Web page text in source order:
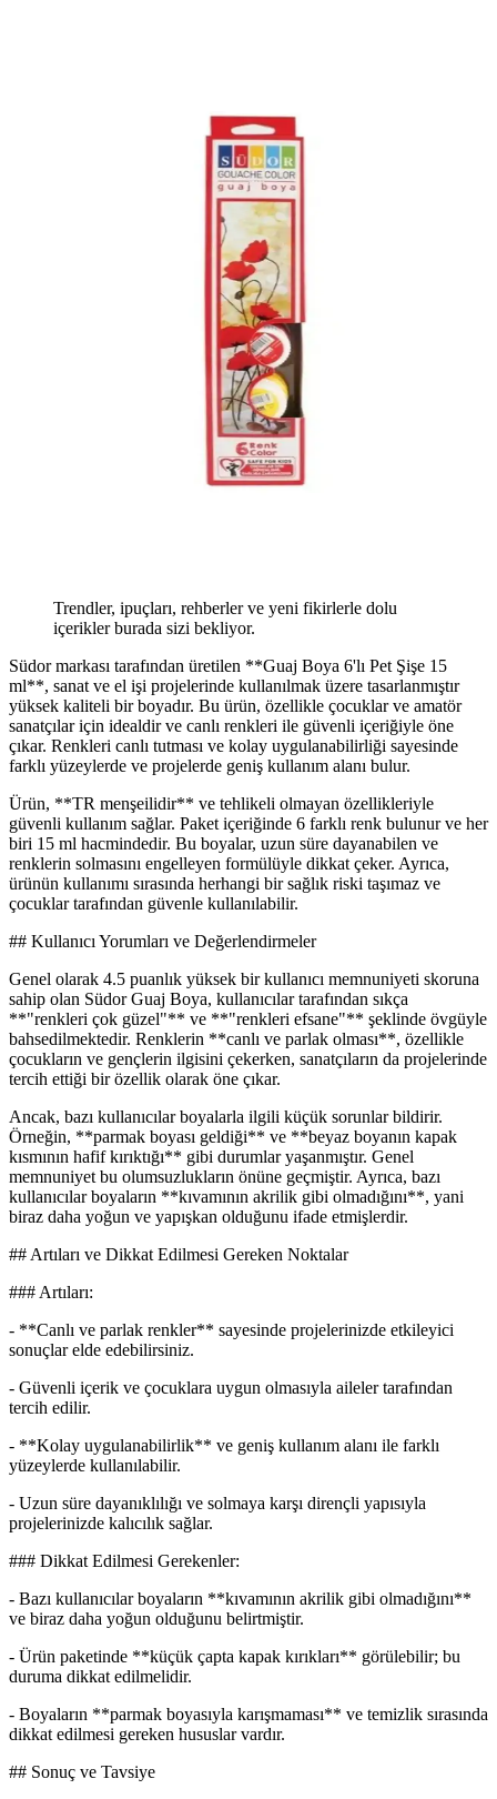
Trendler, ipuçları, rehberler ve yeni fikirlerle dolu
içerikler burada sizi bekliyor.
Südor markası tarafından üretilen **Guaj Boya 6'lı Pet Şişe 15
ml**, sanat ve el işi projelerinde kullanılmak üzere tasarlanmıştır
yüksek kaliteli bir boyadır. Bu ürün, özellikle çocuklar ve amatör
sanatçılar için idealdir ve canlı renkleri ile güvenli içeriğiyle öne
çıkar. Renkleri canlı tutması ve kolay uygulanabilirliği sayesinde
farklı yüzeylerde ve projelerde geniş kullanım alanı bulur.
Ürün, **TR menşeilidir** ve tehlikeli olmayan özellikleriyle
güvenli kullanım sağlar. Paket içeriğinde 6 farklı renk bulunur ve her
biri 15 ml hacmindedir. Bu boyalar, uzun süre dayanabilen ve
renklerin solmasını engelleyen formülüyle dikkat çeker. Ayrıca,
ürünün kullanımı sırasında herhangi bir sağlık riski taşımaz ve
çocuklar tarafından güvenle kullanılabilir.
## Kullanıcı Yorumları ve Değerlendirmeler
Genel olarak 4.5 puanlık yüksek bir kullanıcı memnuniyeti skoruna
sahip olan Südor Guaj Boya, kullanıcılar tarafından sıkça
**"renkleri çok güzel"** ve **"renkleri efsane"** şeklinde övgüyle
bahsedilmektedir. Renklerin **canlı ve parlak olması**, özellikle
çocukların ve gençlerin ilgisini çekerken, sanatçıların da projelerinde
tercih ettiği bir özellik olarak öne çıkar.
Ancak, bazı kullanıcılar boyalarla ilgili küçük sorunlar bildirir.
Örneğin, **parmak boyası geldiği** ve **beyaz boyanın kapak
kısmının hafif kırıktığı** gibi durumlar yaşanmıştır. Genel
memnuniyet bu olumsuzlukların önüne geçmiştir. Ayrıca, bazı
kullanıcılar boyaların **kıvamının akrilik gibi olmadığını**, yani
biraz daha yoğun ve yapışkan olduğunu ifade etmişlerdir.
## Artıları ve Dikkat Edilmesi Gereken Noktalar
### Artıları:
- **Canlı ve parlak renkler** sayesinde projelerinizde etkileyici
sonuçlar elde edebilirsiniz.
- Güvenli içerik ve çocuklara uygun olmasıyla aileler tarafından
tercih edilir.
- **Kolay uygulanabilirlik** ve geniş kullanım alanı ile farklı
yüzeylerde kullanılabilir.
- Uzun süre dayanıklılığı ve solmaya karşı dirençli yapısıyla
projelerinizde kalıcılık sağlar.
### Dikkat Edilmesi Gerekenler:
- Bazı kullanıcılar boyaların **kıvamının akrilik gibi olmadığını**
ve biraz daha yoğun olduğunu belirtmiştir.
- Ürün paketinde **küçük çapta kapak kırıkları** görülebilir; bu
duruma dikkat edilmelidir.
- Boyaların **parmak boyasıyla karışmaması** ve temizlik sırasında
dikkat edilmesi gereken hususlar vardır.
## Sonuç ve Tavsiye